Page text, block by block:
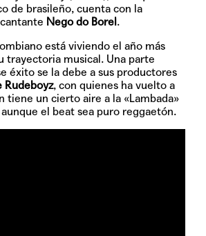
de brasileño, cuenta con la
Nego do Borel.
está viviendo el año más
trayectoria musical. Una parte
éxito se la debe a sus productores
Rudeboyz, con quienes ha vuelto a
tiene un cierto aire a la «Lambada»
el beat sea puro reggaetón.